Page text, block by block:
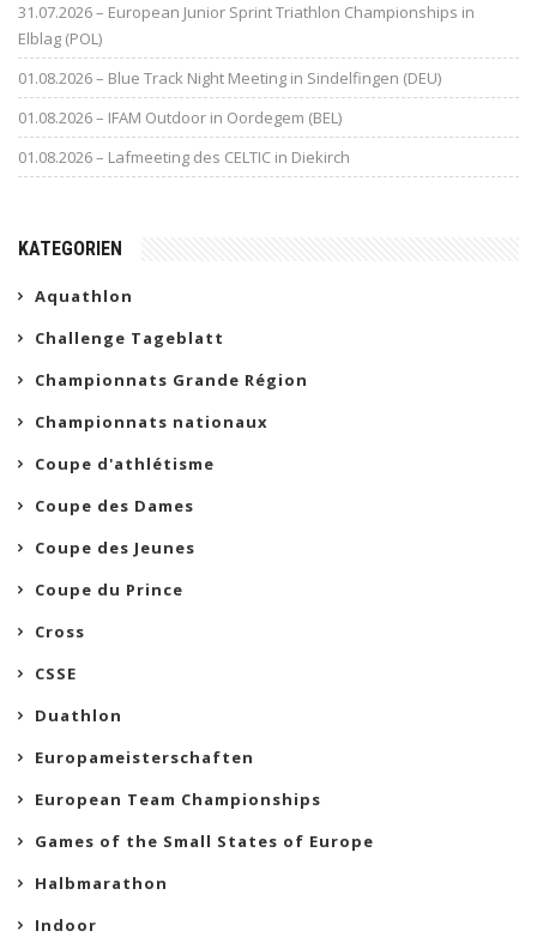
31.07.2026 – European Junior Sprint Triathlon Championships in
Elblag (POL)
01.08.2026 – Blue Track Night Meeting in Sindelfingen (DEU)
01.08.2026 – IFAM Outdoor in Oordegem (BEL)
01.08.2026 – Lafmeeting des CELTIC in Diekirch
KATEGORIEN
Aquathlon
Challenge Tageblatt
Championnats Grande Région
Championnats nationaux
Coupe d'athlétisme
Coupe des Dames
Coupe des Jeunes
Coupe du Prince
Cross
CSSE
Duathlon
Europameisterschaften
European Team Championships
Games of the Small States of Europe
Halbmarathon
Indoor